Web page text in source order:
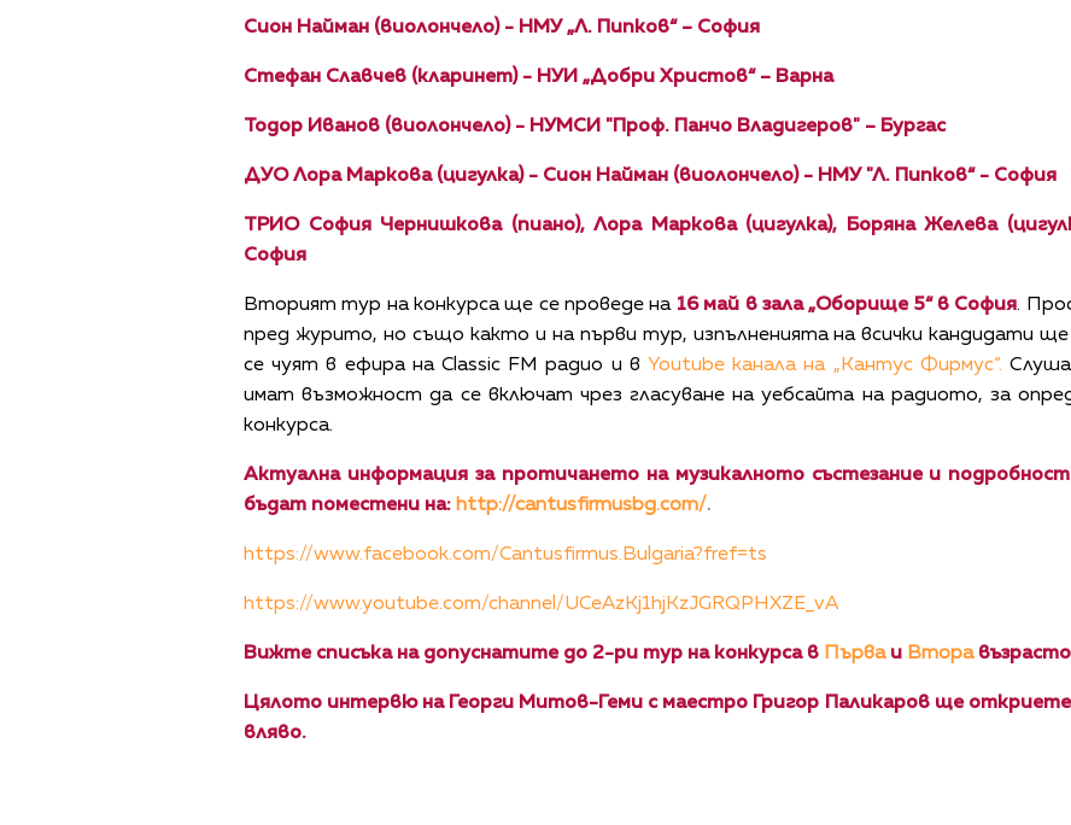
Сион Найман (виолончело) - НМУ „Л. Пипков“ – София
Стефан Славчев (кларинет) - НУИ „Добри Христов“ – Варна
Тодор Иванов (виолончело) - НУМСИ "Проф. Панчо Владигеров" – Бургас
ДУО Лора Маркова (цигулка) - Сион Найман (виолончело) - НМУ "Л. Пипков“ - София
ТРИО София Чернишкова (пиано), Лора Маркова (цигулка), Боряна Желева
София
Вторият тур на конкурса ще се проведе на 16 май в зала „Оборище 5“ в София.
пред журито, но също както и на първи тур, изпълненията на всички кандидати
се чуят в ефира на Classic FM радио и в Youtube канала на „Кантус Фирмус“.
имат възможност да се включат чрез гласуване на уебсайта на радиото, за
конкурса.
Актуална информация за протичането на музикалното състезание и
бъдат поместени на: http://cantusfirmusbg.com/.
https://www.facebook.com/Cantusfirmus.Bulgaria?fref=ts
https://www.youtube.com/channel/UCeAzKj1hjKzJGRQPHXZE_vA
Вижте списъка на допуснатите до 2-ри тур на конкурса в Първа и Втора
Цялото интервю на Георги Митов-Геми с маестро Григор Паликаров ще
вляво.